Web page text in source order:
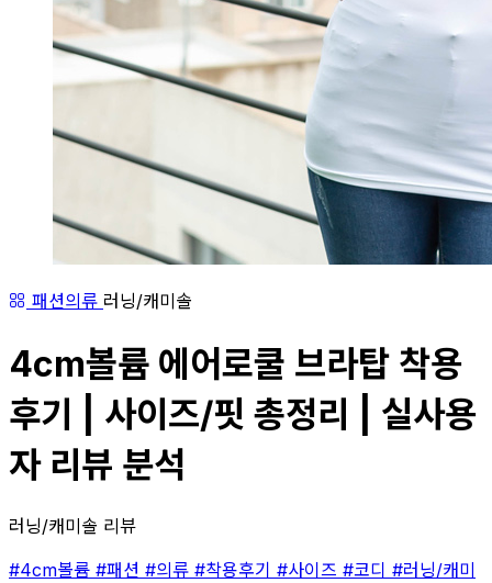
패션의류 러닝/캐미솔
4cm볼륨 에어로쿨 브라탑 착용
후기 | 사이즈/핏 총정리 | 실사용
자 리뷰 분석
러닝/캐미솔 리뷰
#4cm볼륨 #패션 #의류 #착용후기 #사이즈 #코디 #러닝/캐미